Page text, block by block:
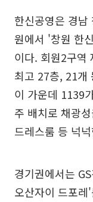
한신공영은 경남
원에서 '창원 한
이다. 회원2구역
최고 27층, 21개
이 가운데 1139
주 배치로 채광
드레스룸 등 넉
경기권에서는
오산자이 드포